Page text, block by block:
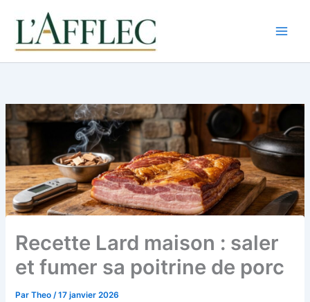
contenu
Recette Lard maison : saler
et fumer sa poitrine de porc
ParTheo/17 janvier 2026